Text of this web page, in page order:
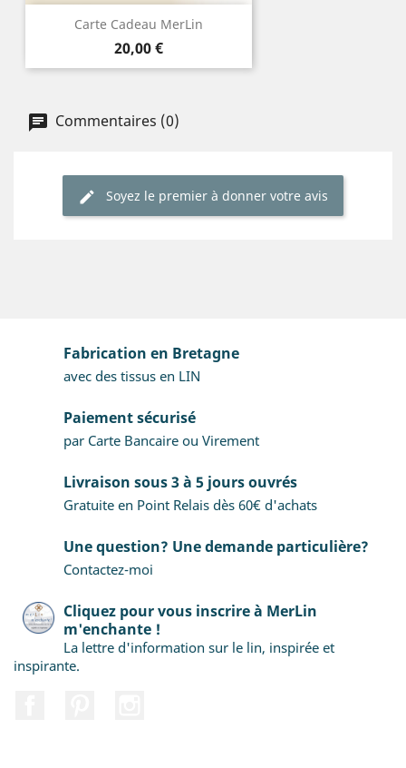
Carte Cadeau MerLin
Prix
20,00 €
Commentaires (0)
Soyez le premier à donner votre avis
Fabrication en Bretagne
avec des tissus en LIN
Paiement sécurisé
par Carte Bancaire ou Virement
Livraison sous 3 à 5 jours ouvrés
Gratuite en Point Relais dès 60€ d'achats
Une question? Une demande particulière?
Contactez-moi
Cliquez pour vous inscrire à MerLin
m'enchante !
La lettre d'information sur le lin, inspirée et
inspirante.